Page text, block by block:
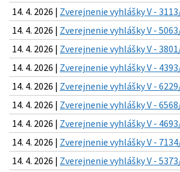
14. 4. 2026 | Zverejnenie vyhlášky V -
14. 4. 2026 | Zverejnenie vyhlášky V -
14. 4. 2026 | Zverejnenie vyhlášky V -
14. 4. 2026 | Zverejnenie vyhlášky V -
14. 4. 2026 | Zverejnenie vyhlášky V -
14. 4. 2026 | Zverejnenie vyhlášky V -
14. 4. 2026 | Zverejnenie vyhlášky V -
14. 4. 2026 | Zverejnenie vyhlášky V -
14. 4. 2026 | Zverejnenie vyhlášky V -